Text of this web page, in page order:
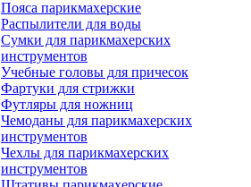
Пояса парикмахерские
Распылители для воды
Сумки для парикмахерских
инструментов
Учебные головы для причесок
Фартуки для стрижки
Футляры для ножниц
Чемоданы для парикмахерских
инструментов
Чехлы для парикмахерских
инструментов